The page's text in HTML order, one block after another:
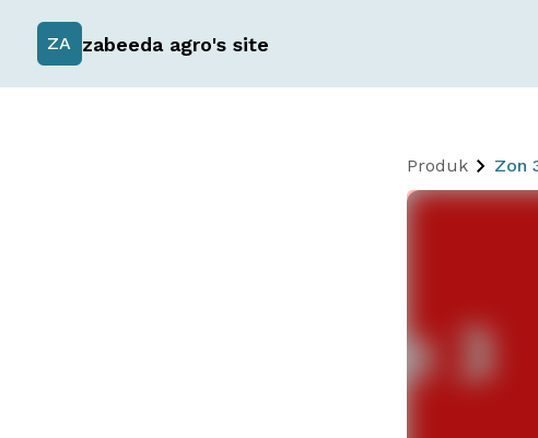
ZA zabeeda agro's site
Produk Zon